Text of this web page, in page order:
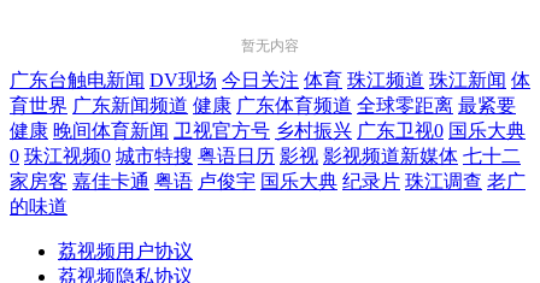
暂无内容
广东台触电新闻 DV现场 今日关注 体育 珠江频道 珠江新闻 体
育世界 广东新闻频道 健康 广东体育频道 全球零距离 最紧要
健康 晚间体育新闻 卫视官方号 乡村振兴 广东卫视0 国乐大典
0 珠江视频0 城市特搜 粤语日历 影视 影视频道新媒体 七十二
家房客 嘉佳卡通 粤语 卢俊宇 国乐大典 纪录片 珠江调查 老广
的味道
荔视频用户协议
荔视频隐私协议